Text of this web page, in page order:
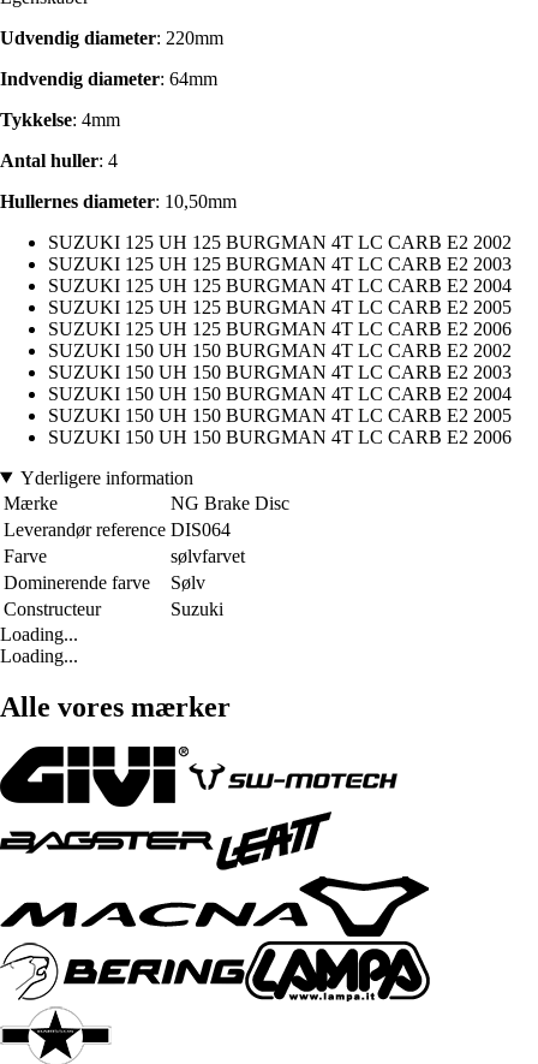
Udvendig diameter: 220mm
Indvendig diameter: 64mm
Tykkelse: 4mm
Antal huller: 4
Hullernes diameter: 10,50mm
SUZUKI 125 UH 125 BURGMAN 4T LC CARB E2 2002
SUZUKI 125 UH 125 BURGMAN 4T LC CARB E2 2003
SUZUKI 125 UH 125 BURGMAN 4T LC CARB E2 2004
SUZUKI 125 UH 125 BURGMAN 4T LC CARB E2 2005
SUZUKI 125 UH 125 BURGMAN 4T LC CARB E2 2006
SUZUKI 150 UH 150 BURGMAN 4T LC CARB E2 2002
SUZUKI 150 UH 150 BURGMAN 4T LC CARB E2 2003
SUZUKI 150 UH 150 BURGMAN 4T LC CARB E2 2004
SUZUKI 150 UH 150 BURGMAN 4T LC CARB E2 2005
SUZUKI 150 UH 150 BURGMAN 4T LC CARB E2 2006
Yderligere information
Mærke
NG Brake Disc
Leverandør reference DIS064
Farve
sølvfarvet
Dominerende farve
Sølv
Constructeur
Suzuki
Loading...
Loading...
Alle vores mærker